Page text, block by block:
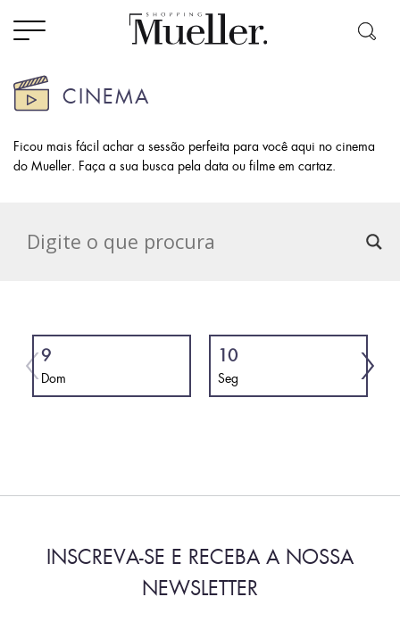
CINEMA
Ficou mais fácil achar a sessão perfeita para você aqui no cinema
do Mueller. Faça a sua busca pela data ou filme em cartaz.
9
Dom
10
Seg
INSCREVA-SE E RECEBA A NOSSA
NEWSLETTER